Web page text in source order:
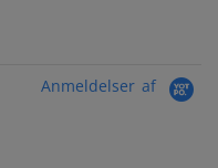
Anmeldelser af